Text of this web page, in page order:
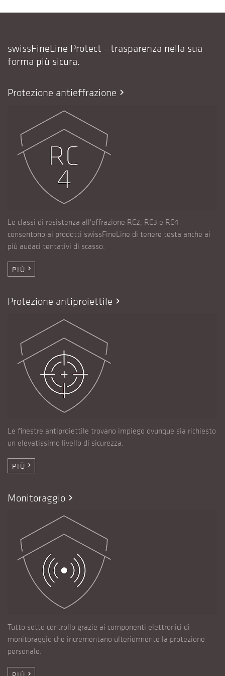
swissFineLine Protect - trasparenza nella sua
forma più sicura.
Protezione antieffrazione chevron_right
Le classi di resistenza all'effrazione RC2, RC3 e RC4
consentono ai prodotti swissFineLine di tenere testa anche ai
più audaci tentativi di scasso.
PIÙ chevron_right
Protezione antiproiettile chevron_right
Le finestre antiproiettile trovano impiego ovunque sia richiesto
un elevatissimo livello di sicurezza.
PIÙ chevron_right
Monitoraggio chevron_right
Tutto sotto controllo grazie ai componenti elettronici di
monitoraggio che incrementano ulteriormente la protezione
personale.
chevron_right